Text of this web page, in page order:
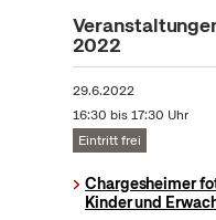
2022
29.6.2022
16:30 bis 17:30 Uhr
Eintritt frei
Chargesheimer
Kinder und